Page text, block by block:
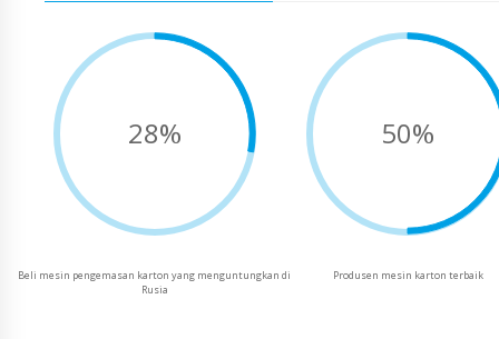
28%
Beli mesin pengemasan karton yang menguntungkan di
Rusia
50%
Produsen mesin karton terbaik